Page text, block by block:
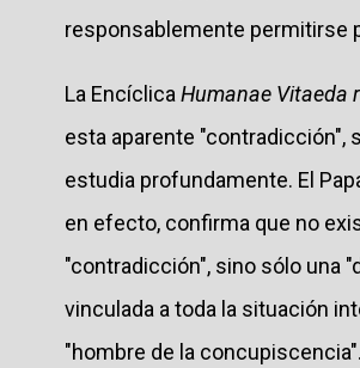
responsablemente permitirse
La Encíclica Humanae Vitaeda
esta aparente "contradicción",
estudia profundamente. El
en efecto, confirma que no
"contradicción", sino sólo una
vinculada a toda la situación
"hombre de la